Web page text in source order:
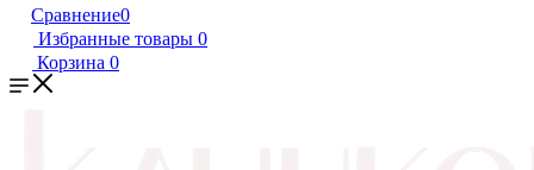
Сравнение0
Избранные товары 0
Корзина 0